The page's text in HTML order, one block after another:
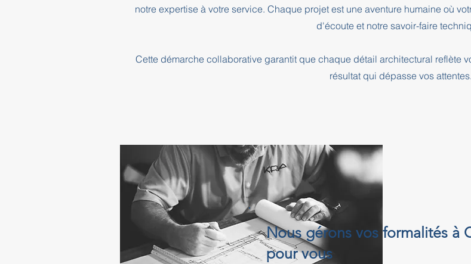
notre expertise à votre service. Chaque projet est une aventure humaine où
d'écoute et notre savoir-faire
Cette démarche collaborative garantit que chaque détail architectural reflète
résultat qui dépasse vos attentes.
Nous gérons vos formalités à
pour vous